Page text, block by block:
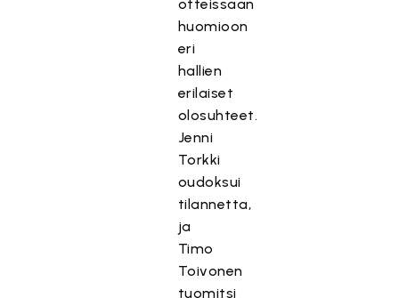
otteissaan
huomioon
eri
hallien
erilaiset
olosuhteet.
Jenni
Torkki
oudoksui
tilannetta,
ja
Timo
Toivonen
tuomitsi